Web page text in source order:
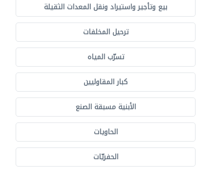
بيع وتأجير واستيراد ونقل المعدات الثقيلة
ترحيل المخلفات
تسرّب المياه
كبار المقاوليين
الأبنية مسبقة الصنع
الحاويات
الحفريّات